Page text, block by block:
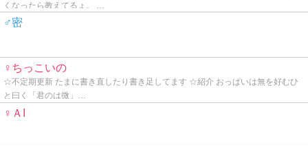
くなったら教えてるょ。 …
♂密
♀ちっこいの
☆不定期更新 たまに書き直したり書き足してます ☆紹介 おっぱいは無を好むひ
と曰く「君のは微」…
♀ＡI